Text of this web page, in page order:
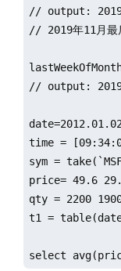
// output:
// 2019年11月最
// output:
time =
sym =
price= 49.6
qty = 2200
t1 =
select